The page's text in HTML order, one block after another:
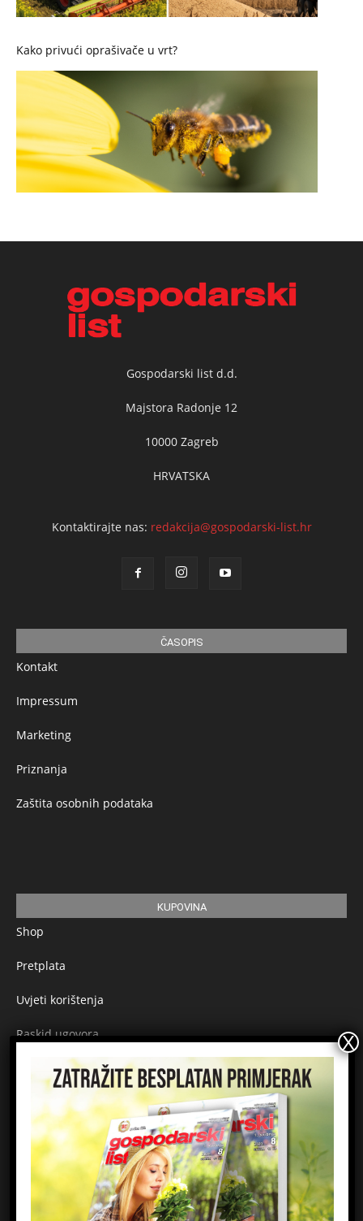
Kako privući oprašivače u vrt?
Gospodarski list d.d.
Majstora Radonje 12
10000 Zagreb
HRVATSKA
Kontaktirajte nas: redakcija@gospodarski-list.hr
ČASOPIS
Kontakt
Impressum
Marketing
Priznanja
Zaštita osobnih podataka
KUPOVINA
Shop
Pretplata
Uvjeti korištenja
Raskid ugovora
Načini plaćanja
Sigurnost plaćanja
Prijavite se na newsletter